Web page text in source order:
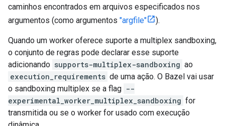
caminhos encontrados em arquivos especificados nos
argumentos (como argumentos "argfile" ).
Quando um worker oferece suporte a multiplex sandboxing,
o conjunto de regras pode declarar esse suporte
adicionando supports-multiplex-sandboxing ao
execution_requirements de uma ação. O Bazel vai usar
o sandboxing multiplex se a flag --
experimental_worker_multiplex_sandboxing for
transmitida ou se o worker for usado com execução